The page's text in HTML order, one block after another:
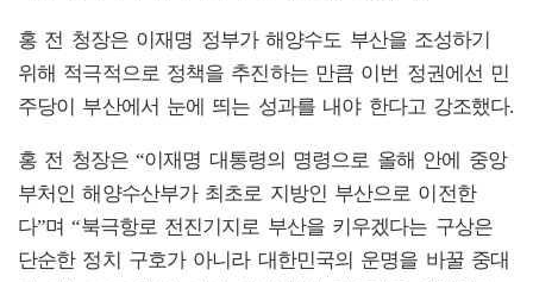
홍 전 청장은 이재명 정부가 해양수도 부산을 조성하기
위해 적극적으로 정책을 추진하는 만큼 이번 정권에선 민
주당이 부산에서 눈에 띄는 성과를 내야 한다고 강조했다.
홍 전 청장은 “이재명 대통령의 명령으로 올해 안에 중앙
부처인 해양수산부가 최초로 지방인 부산으로 이전한
다”며 “북극항로 전진기지로 부산을 키우겠다는 구상은
단순한 정치 구호가 아니라 대한민국의 운명을 바꿀 중대